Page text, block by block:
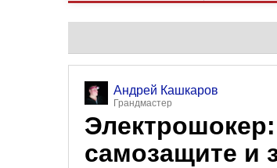
Андрей Кашкаров
Грандмастер
самозащите и